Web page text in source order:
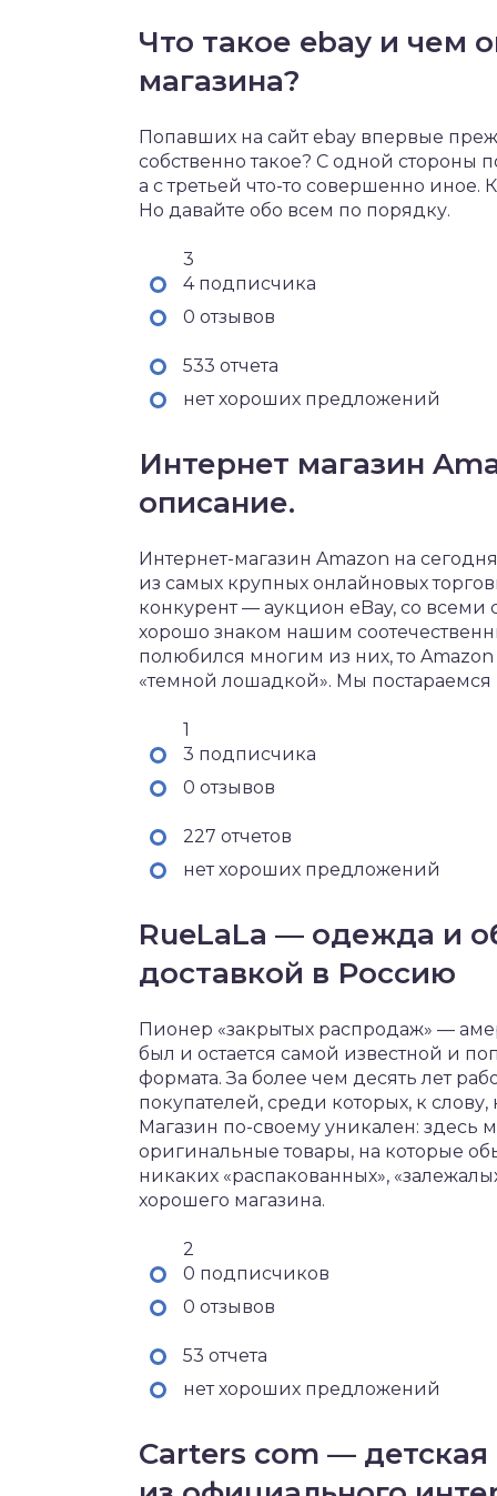
Что такое ebay и чем
магазина?
Попавших на сайт ebay впервые
собственно такое? С одной стороны
а с третьей что-то совершенно иное.
Но давайте обо всем по порядку.
3
4 подписчика
0 отзывов
533 отчета
нет хороших предложений
Интернет магазин
описание.
Интернет-магазин Amazon на
из самых крупных онлайновых
конкурент — аукцион eBay, со
хорошо знаком нашим
полюбился многим из них, то
«темной лошадкой». Мы
1
3 подписчика
0 отзывов
227 отчетов
нет хороших предложений
RueLaLa — одежда и
доставкой в Россию
Пионер «закрытых распродаж» —
был и остается самой известной и
формата. За более чем десять лет
покупателей, среди которых, к
Магазин по-своему уникален:
оригинальные товары, на которые
никаких «распакованных»,
хорошего магазина.
2
0 подписчиков
0 отзывов
53 отчета
нет хороших предложений
Carters com —